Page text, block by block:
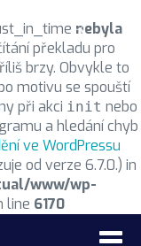
nebyla
překladu pro
brzy. Obvykle to
motivu se spouští
při akci init nebo
a hledání chyb
ve WordPressu
od verze 6.7.0.) in
www/wp-
line 6170